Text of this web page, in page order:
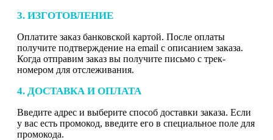
3. ИЗГОТОВЛЕНИЕ
Оплатите заказ банковской картой. После оплаты
получите подтверждение на email с описанием заказа.
Когда отправим заказ вы получите письмо с трек-
номером для отслеживания.
4. ДОСТАВКА И ОПЛАТА
Введите адрес и выберите способ доставки заказа. Если
у вас есть промокод, введите его в специальное поле для
промокода.